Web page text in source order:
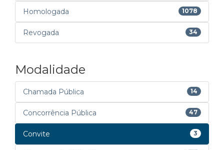
Homologada 1078
Revogada 34
Modalidade
Chamada Pública 14
Concorrência Pública 47
Convite 3